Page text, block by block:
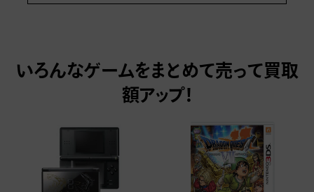
いろんなゲームをまとめて売って 買取
額アップ！